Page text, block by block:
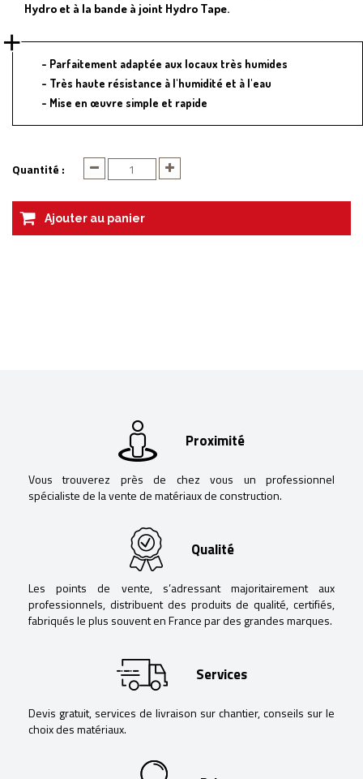
Hydro et à la bande à joint Hydro Tape.
Parfaitement adaptée aux locaux très humides
Très haute résistance à l'humidité et à l'eau
Mise en œuvre simple et rapide
Quantité :
Ajouter au panier
Proximité
Vous trouverez près de chez vous un professionnel
spécialiste de la vente de matériaux de construction.
Qualité
Les points de vente, s’adressant majoritairement aux
professionnels, distribuent des produits de qualité, certifiés,
fabriqués le plus souvent en France par des grandes marques.
Services
Devis gratuit, services de livraison sur chantier, conseils sur le
choix des matériaux.